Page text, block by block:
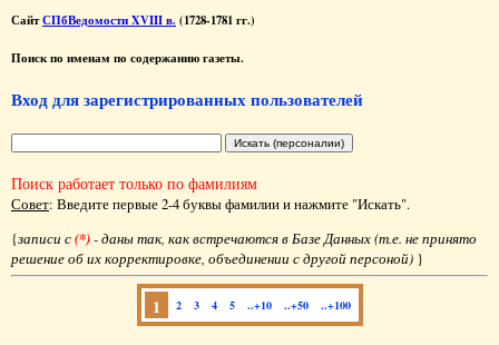
СайтСПбВедомости XVIII в. (1728-1781 гг.)
Поиск по именам по содержанию газеты.
Вход для зарегистрированных пользователей
Поиск работает только по фамилиям
Совет: Введите первые 2-4 буквы фамилии и нажмите "Искать".
{записи с(*)- даны так, как встречаются в Базе Данных (т.е. не принято
решение об их корректировке, объединении с другой персоной) }
1 2 3 4 5 ..+10 ..+50 ..+100